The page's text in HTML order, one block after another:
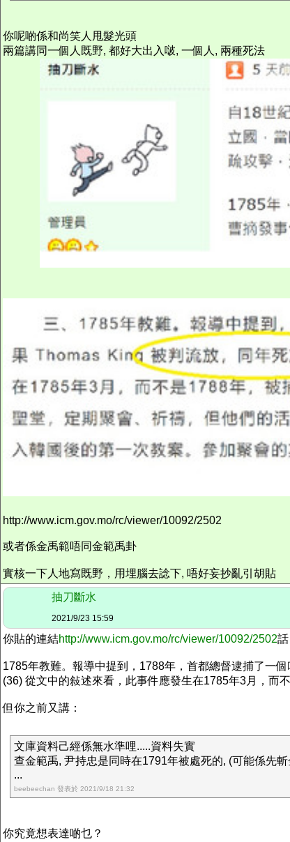
你呢啲係和尚笑人甩髮光頭
兩篇講同一個人既野, 都好大出入啵, 一個人, 兩種死法
http://www.icm.gov.mo/rc/viewer/10092/2502
或者係金禹範唔同金範禹卦
實核一下人地寫既野，用埋腦去諗下, 唔好妄抄亂引胡貼
抽刀斷水
2021/9/23 15:59
你貼的連結http://www.icm.gov.mo/rc/viewer/10092/2502話
1785年教難。報導中提到，1788年，首都總督逮捕了一
(36) 從文中的敍述來看，此事件應發生在1785年3月，而
但你之前又講：
文庫資料己經係無水準哩.....資料失實
查金範禹, 尹持忠是同時在1791年被處死的, (可能係先
...
beebeechan 發表於 2021/9/18 21:32
你究竟想表達啲乜？